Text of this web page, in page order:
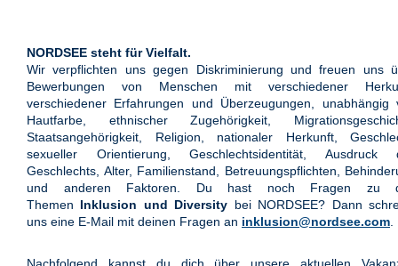
NORDSEE steht für Vielfalt.
Wir verpflichten uns gegen Diskriminierung und freuen uns
Bewerbungen von Menschen mit verschiedener
verschiedener Erfahrungen und Überzeugungen, unabhängig
Hautfarbe, ethnischer Zugehörigkeit,
Staatsangehörigkeit, Religion, nationaler Herkunft,
sexueller Orientierung, Geschlechtsidentität, Ausdruck
Geschlechts, Alter, Familienstand, Betreuungspflichten,
und anderen Faktoren. Du hast noch Fragen zu
Themen Inklusion und Diversity bei NORDSEE? Dann
uns eine E-Mail mit deinen Fragen an inklusion@nordsee.com